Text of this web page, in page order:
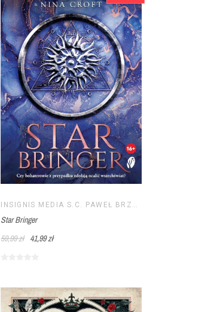
INSIGNIS MEDIA S.C. PAWEŁ BRZOZOWSKI TOMASZ BRZOZOWSKI
Star Bringer
59,99 zł 41,99 zł